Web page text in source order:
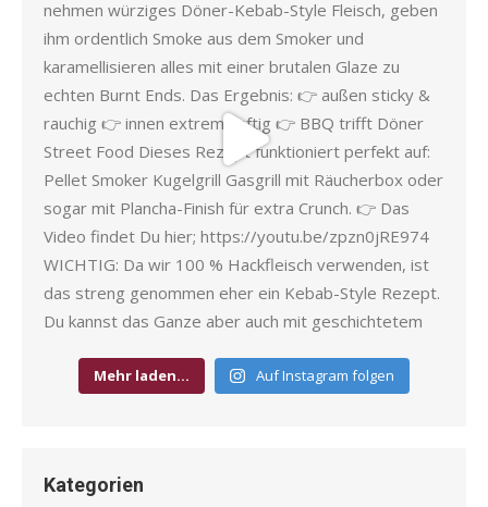
Mehr laden… Auf Instagram folgen
Kategorien